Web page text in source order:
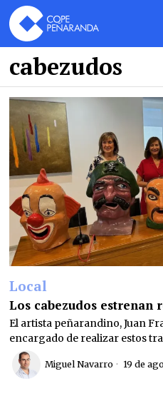
cabezudos
Local
Los cabezudos estrenan
El artista peñarandino, Juan
encargado de realizar estos
Miguel Navarro 19 de